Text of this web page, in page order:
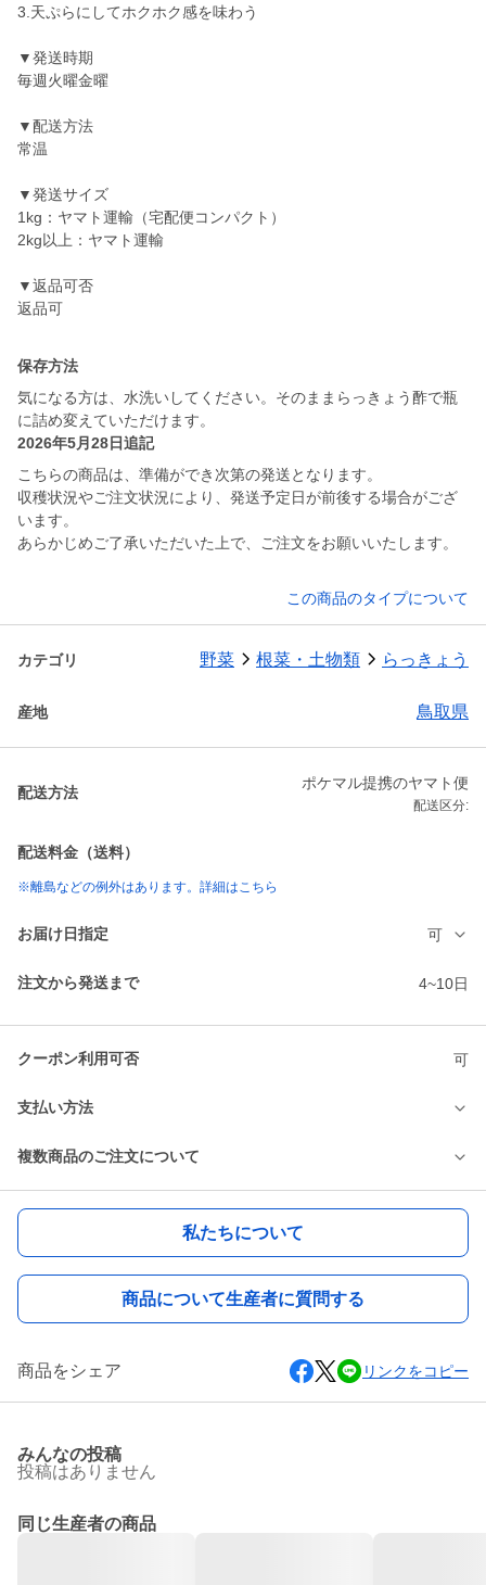
3.天ぷらにしてホクホク感を味わう
▼発送時期
毎週火曜金曜
▼配送方法
常温
▼発送サイズ
1kg：ヤマト運輸（宅配便コンパクト）
2kg以上：ヤマト運輸
▼返品可否
返品可
保存方法
気になる方は、水洗いしてください。そのままらっきょう酢で瓶
に詰め変えていただけます。
2026年5月28日追記
こちらの商品は、準備ができ次第の発送となります。
収穫状況やご注文状況により、発送予定日が前後する場合がござ
います。
あらかじめご了承いただいた上で、ご注文をお願いいたします。
この商品のタイプについて
カテゴリ 野菜 根菜・土物類 らっきょう
産地 鳥取県
配送方法
ポケマル提携のヤマト便
配送区分:
配送料金（送料）
※離島などの例外はあります。詳細はこちら
お届け日指定 可
注文から発送まで 4~10日
クーポン利用可否 可
支払い方法
複数商品のご注文について
私たちについて
商品について生産者に質問する
商品をシェア リンクをコピー
みんなの投稿
投稿はありません
同じ生産者の商品